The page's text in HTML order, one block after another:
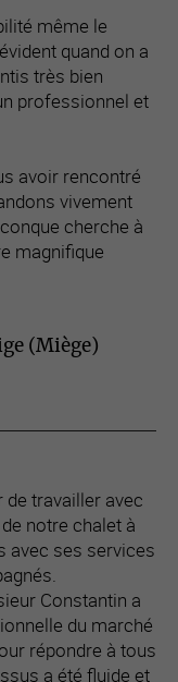
même le
quand on a
très bien
professionnel et
avoir rencontré
vivement
cherche à
magnifique
(Miège)
travailler avec
notre chalet à
avec ses services
Constantin a
du marché
répondre à tous
a été fluide et